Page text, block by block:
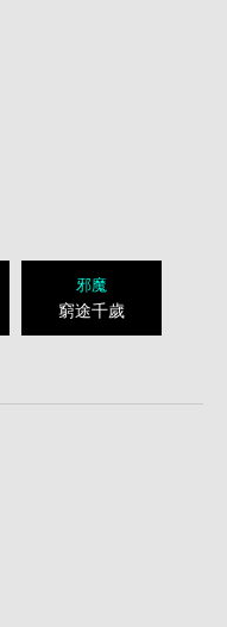
邪魔
窮途千歲